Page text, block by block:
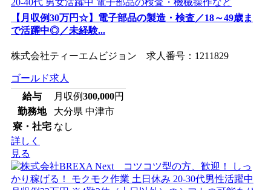
【月収例30万円☆】電子部品の製造・検査／18～49歳ま
で活躍中◎／未経験...
株式会社ティーエムビジョン 求人番号：1211829
ゴールド求人
給与
月収例300,000円
勤務地
大分県 中津市
寮・社宅 なし
詳しく
見る